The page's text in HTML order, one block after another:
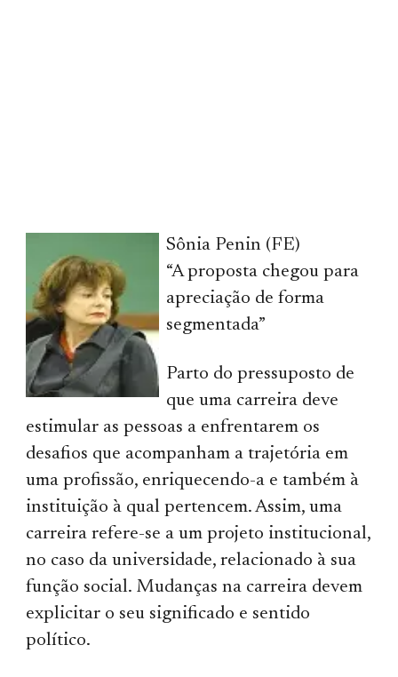
Sônia Penin (FE)
“A proposta chegou para
apreciação de forma
segmentada”
Parto do pressuposto de
que uma carreira deve
estimular as pessoas a enfrentarem os
desafios que acompanham a trajetória em
uma profissão, enriquecendo-a e também à
instituição à qual pertencem. Assim, uma
carreira refere-se a um projeto institucional,
no caso da universidade, relacionado à sua
função social. Mudanças na carreira devem
explicitar o seu significado e sentido
político.